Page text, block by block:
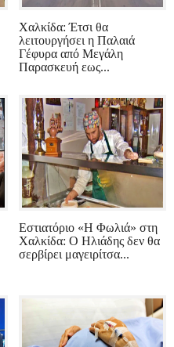
Χαλκίδα: Έτσι θα
λειτουργήσει η Παλαιά
Γέφυρα από Μεγάλη
Παρασκευή εως...
Εστιατόριο «Η Φωλιά» στη
Χαλκίδα: Ο Ηλιάδης δεν θα
σερβίρει μαγειρίτσα...